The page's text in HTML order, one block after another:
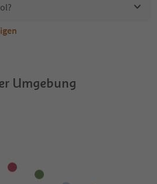
Pichlerhof erlaubt?
Südtirol
Umgebung